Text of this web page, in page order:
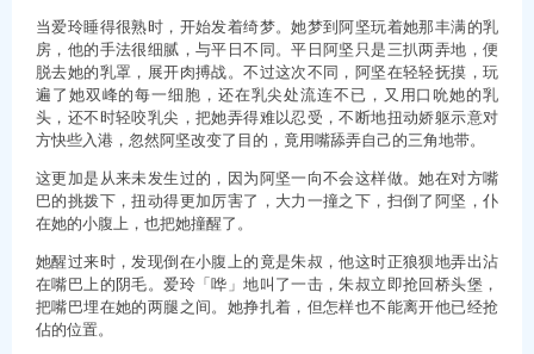
当爱玲睡得很熟时，开始发着绮梦。她梦到阿坚玩着她那丰满的乳
房，他的手法很细腻，与平日不同。平日阿坚只是三扒两弄地，便
脱去她的乳罩，展开肉搏战。不过这次不同，阿坚在轻轻抚摸，玩
遍了她双峰的每一细胞，还在乳尖处流连不已，又用口吮她的乳
头，还不时轻咬乳尖，把她弄得难以忍受，不断地扭动娇躯示意对
方快些入港，忽然阿坚改变了目的，竟用嘴舔弄自己的三角地带。
这更加是从来未发生过的，因为阿坚一向不会这样做。她在对方嘴
巴的挑拨下，扭动得更加厉害了，大力一撞之下，扫倒了阿坚，仆
在她的小腹上，也把她撞醒了。
她醒过来时，发现倒在小腹上的竟是朱叔，他这时正狼狈地弄出沾
在嘴巴上的阴毛。爱玲「哗」地叫了一击，朱叔立即抢回桥头堡，
把嘴巴埋在她的两腿之间。她挣扎着，但怎样也不能离开他已经抢
佔的位置。